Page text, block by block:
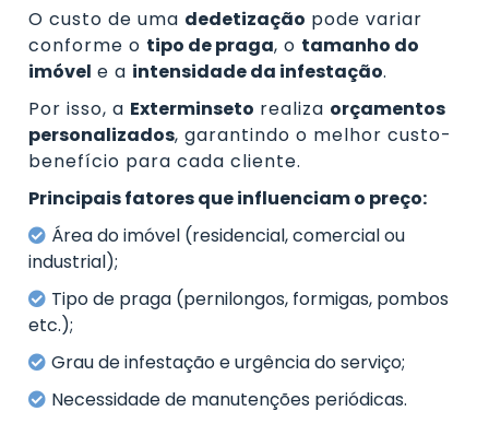
O custo de uma dedetização pode variar
conforme o tipo de praga, o tamanho do
imóvel e a intensidade da infestação.
Por isso, a Exterminseto realiza orçamentos
personalizados, garantindo o melhor custo-
benefício para cada cliente.
Principais fatores que influenciam o preço:
Área do imóvel (residencial, comercial ou
industrial);
Tipo de praga (pernilongos, formigas, pombos
etc.);
Grau de infestação e urgência do serviço;
Necessidade de manutenções periódicas.